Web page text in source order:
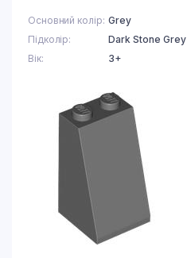
Основний колір Grey
Підколір
Dark Stone Grey
Вік
3+